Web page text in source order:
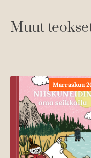
Muut
Marraskuu